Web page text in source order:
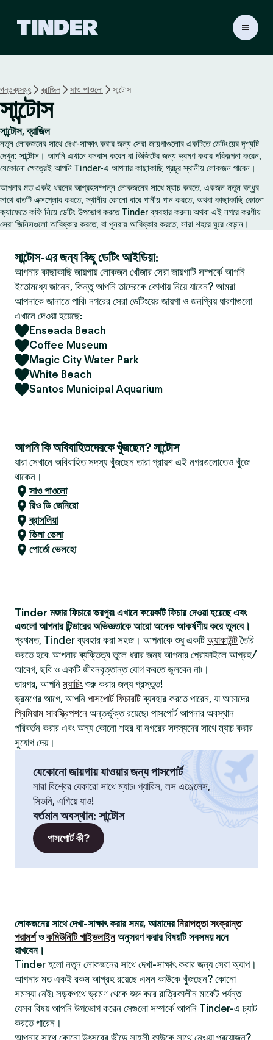
r
গন্তব্যসমূহ ব্রাজিল সাও পাওলো সান্টোস
সান্টোস
সান্টোস, ব্রাজিল
নতুন লোকজনের সাথে দেখা-সাক্ষাৎ করার জন্য সেরা জায়গাগুলোর একটিতে ডেটিংয়ের দৃশ্যটি
দেখুন: সান্টোস। আপনি এখানে বসবাস করেন বা ভিজিটের জন্য ভ্রমণ করার পরিকল্পনা করেন,
যেকোনো ক্ষেত্রেই আপনি Tinder-এ আপনার কাছাকাছি প্রচুর স্থানীয় লোকজন পাবেন।
আপনার মত একই ধরনের আগ্রহসম্পন্ন লোকজনের সাথে ম্যাচ করতে, একজন নতুন বন্ধুর
সাথে রাতটি এক্সপ্লোর করতে, স্থানীয় কোনো বারে পানীয় পান করতে, অথবা কাছাকাছি কোনো
ক্যাফেতে কফি নিয়ে ডেটিং উপভোগ করতে Tinder ব্যবহার করুন৷ অথবা এই নগরে করণীয়
সেরা জিনিসগুলো আবিষ্কার করতে, বা পুনরায় আবিষ্কার করতে, সারা শহরে ঘুরে বেড়ান।
সান্টোস-এর জন্য কিছু ডেটিং আইডিয়া:
আপনার কাছাকাছি জায়গায় লোকজন খোঁজার সেরা জায়গাটি সম্পর্কে আপনি
ইতোমধ্যে জানেন, কিন্তু আপনি তাদেরকে কোথায় নিয়ে যাবেন? আমরা
আপনাকে জানাতে পারি৷ নগরের সেরা ডেটিংয়ের জায়গা ও জনপ্রিয় ধারণাগুলো
এখানে দেওয়া হয়েছে:
Enseada Beach
Coffee Museum
Magic City Water Park
White Beach
Santos Municipal Aquarium
আপনি কি অবিবাহিতদেরকে খুঁজছেন? সান্টোস
যারা সেখানে অবিবাহিত সদস্য খুঁজছেন তারা প্রায়শ এই নগরগুলোতেও খুঁজে
থাকেন।
সাও পাওলো
রিও ডি জেনিরো
ব্রাসলিয়া
ভিলা ভেলা
পোর্তো ভেলহো
Tinder মজার ফিচারে ভরপুর৷ এখানে কয়েকটি ফিচার দেওয়া হয়েছে এবং
এগুলো আপনার টিন্ডারের অভিজ্ঞতাকে আরো অনেক আকর্ষণীয় করে তুলবে।
প্রথমত, Tinder ব্যবহার করা সহজ। আপনাকে শুধু একটি অ্যাকাউন্টতৈরি
করতে হবে৷ আপনার ব্যক্তিত্ব তুলে ধরার জন্য আপনার প্রোফাইলে আগ্রহ/
আবেগ, ছবি ও একটি জীবনবৃত্তান্ত যোগ করতে ভুলবেন না৷।
তারপর, আপনিম্যাচিং শুরু করার জন্য প্রস্তুত!
ভ্রমণের আগে, আপনি পাসপোর্ট ফিচারটিব্যবহার করতে পারেন, যা আমাদের
প্রিমিয়াম সাবস্ক্রিপশনে অন্তর্ভুক্ত রয়েছে৷ পাসপোর্ট আপনার অবস্থান
পরিবর্তন করার এবং অন্য কোনো শহর বা নগরের সদস্যদের সাথে ম্যাচ করার
সুযোগ দেয়।
যেকোনো জায়গায় যাওয়ার জন্য পাসপোর্ট
সারা বিশ্বের যেকারো সাথে ম্যাচ৷ প্যারিস, লস এঞ্জেলেস,
সিডনি, এগিয়ে যাও!
বর্তমান অবস্থান: সান্টোস
পাসপোর্ট কী?
লোকজনের সাথে দেখা-সাক্ষাৎ করার সময়, আমাদেরনিরাপত্তা সংক্রান্ত
পরামর্শওকমিউনিটি গাইডলাইনঅনুসরণ করার বিষয়টি সবসময় মনে
রাখবেন।
Tinder হলো নতুন লোকজনের সাথে দেখা-সাক্ষাৎ করার জন্য সেরা অ্যাপ।
আপনার মত একই রকম আগ্রহ রয়েছে এমন কাউকে খুঁজছেন? কোনো
সমস্যা নেই৷ সড়কপথে ভ্রমণ থেকে শুরু করে রাত্রিকালীন মার্কেট পর্যন্ত
যেসব বিষয় আপনি উপভোগ করেন সেগুলো সম্পর্কে আপনি Tinder-এ চ্যাট
করতে পারেন।
আপনার সাথে কোনো উৎসবের ভীড়ে সাহসী কাউকে সাথে নেওয়া প্রয়োজন?